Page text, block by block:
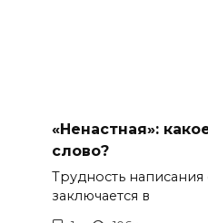
«Ненастная»:
слово?
Трудность написания
заключается в